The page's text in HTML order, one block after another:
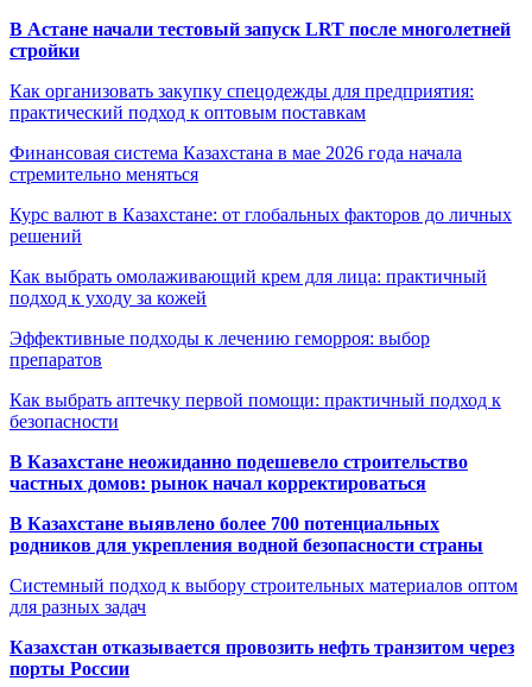
В Астане начали тестовый запуск LRT после многолетней
стройки
Как организовать закупку спецодежды для предприятия:
практический подход к оптовым поставкам
Финансовая система Казахстана в мае 2026 года начала
стремительно меняться
Курс валют в Казахстане: от глобальных факторов до личных
решений
Как выбрать омолаживающий крем для лица: практичный
подход к уходу за кожей
Эффективные подходы к лечению геморроя: выбор
препаратов
Как выбрать аптечку первой помощи: практичный подход к
безопасности
В Казахстане неожиданно подешевело строительство
частных домов: рынок начал корректироваться
В Казахстане выявлено более 700 потенциальных
родников для укрепления водной безопасности страны
Системный подход к выбору строительных материалов оптом
для разных задач
Казахстан отказывается провозить нефть транзитом через
порты России